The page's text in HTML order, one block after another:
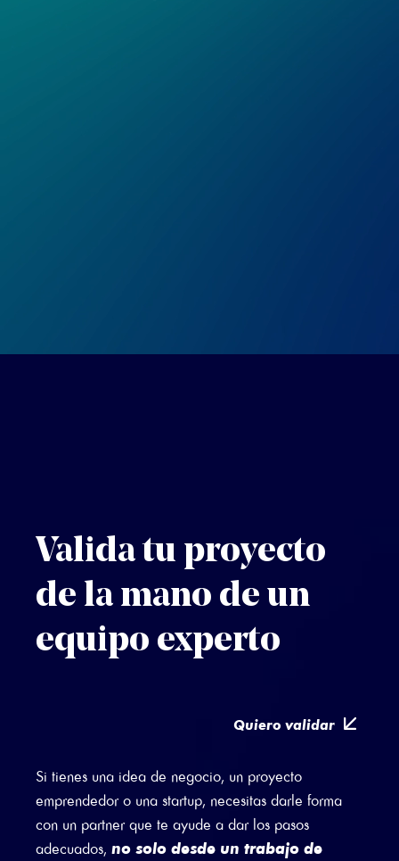
Valida tu proyecto
de la mano de un
equipo experto
Quiero validar
Si tienes una idea de negocio, un proyecto
emprendedor o una startup, necesitas darle forma
con un partner que te ayude a dar los pasos
adecuados, no solo desde un trabajo de